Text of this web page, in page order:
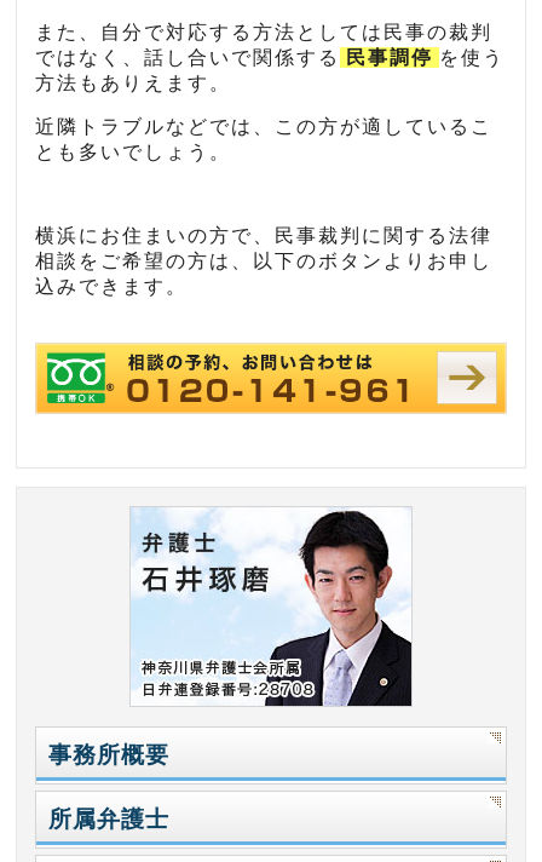
また、自分で対応する方法としては民事の裁判
ではなく、話し合いで関係する
民事調停 を使う
方法もありえます。
近隣トラブルなどでは、この方が適しているこ
とも多いでしょう。
横浜にお住まいの方で、民事裁判に関する法律
相談をご希望の方は、以下のボタンよりお申し
込みできます。
事務所概要
所属弁護士